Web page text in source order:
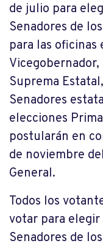
de julio para
Senadores de
para las oficinas
Suprema
Senadores
elecciones
postularán en
de noviembre
General.
Todos los
votar para
Senadores de